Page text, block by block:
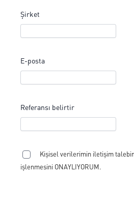
Şirket
E-posta
Referansı belirtir
Kişisel verilerimin iletişim
işlenmesini ONAYLIYORUM.